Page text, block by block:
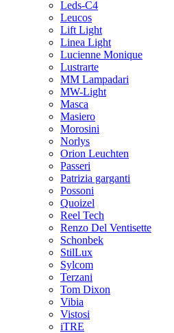
Leds-C4
Leucos
Lift Light
Linea Light
Lucienne Monique
Lustrarte
MM Lampadari
MW-Light
Masca
Masiero
Morosini
Norlys
Orion Leuchten
Passeri
Patrizia garganti
Possoni
Quoizel
Reel Tech
Renzo Del Ventisette
Schonbek
StilLux
Sylcom
Terzani
Tom Dixon
Vibia
Vistosi
iTRE